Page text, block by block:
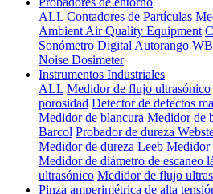
ALL Contadores de Partículas
Ambient Air Quality Equipment
Sonómetro Digital Autorango
Noise Dosimeter
Instrumentos Industriales
ALL Medidor de flujo ultrasónico
porosidad Detector de defectos
Medidor de blancura Medidor de
Barcol Probador de dureza
Medidor de dureza Leeb Medidor
Medidor de diámetro de escaneo
ultrasónico Medidor de flujo
Pinza amperimétrica de alta